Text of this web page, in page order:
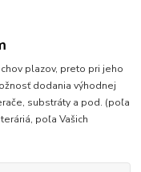
plazov, preto pri jeho
dodania výhodnej
substráty a pod. (poľa
poľa Vašich